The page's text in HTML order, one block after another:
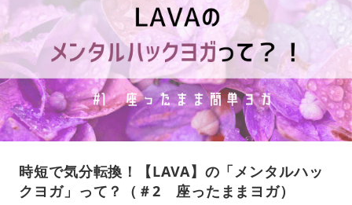
時短で気分転換！【LAVA】の「メンタルハッ
クヨガ」って？（＃2 座ったままヨガ）